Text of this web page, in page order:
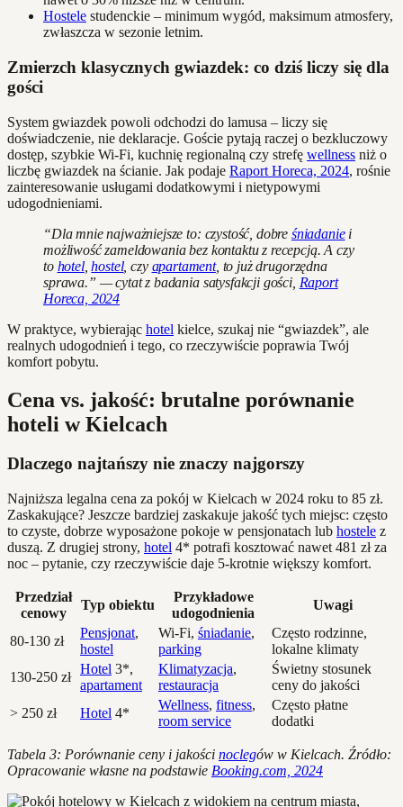
Hostele studenckie – minimum wygód, maksimum atmosfery,
zwłaszcza w sezonie letnim.
Zmierzch klasycznych gwiazdek: co dziś liczy się dla
gości
System gwiazdek powoli odchodzi do lamusa – liczy się
doświadczenie, nie deklaracje. Goście pytają raczej o bezkluczowy
dostęp, szybkie Wi-Fi, kuchnię regionalną czy strefę wellness niż o
liczbę gwiazdek na ścianie. Jak podaje Raport Horeca, 2024, rośnie
zainteresowanie usługami dodatkowymi i nietypowymi
udogodnieniami.
“Dla mnie najważniejsze to: czystość, dobre śniadaniei
możliwość zameldowania bez kontaktu z recepcją. A czy
to hotel,hostel, czy apartament, to już drugorzędna
sprawa.” — cytat z badania satysfakcji gości, Raport
Horeca, 2024
W praktyce, wybierając hotel kielce, szukaj nie “gwiazdek”, ale
realnych udogodnień i tego, co rzeczywiście poprawia Twój
komfort pobytu.
Cena vs. jakość: brutalne porównanie
hoteli w Kielcach
Dlaczego najtańszy nie znaczy najgorszy
Najniższa legalna cena za pokój w Kielcach w 2024 roku to 85 zł.
Zaskakujące? Jeszcze bardziej zaskakuje jakość tych miejsc: często
to czyste, dobrze wyposażone pokoje w pensjonatach lub hostele z
duszą. Z drugiej strony, hotel 4* potrafi kosztować nawet 481 zł za
noc – pytanie, czy rzeczywiście daje 5-krotnie większy komfort.
Przedział
cenowy
Typ obiektu
Przykładowe
udogodnienia
Uwagi
80-130 zł
Pensjonat,
hostel
Wi-Fi, śniadanie,
parking
Często rodzinne,
lokalne klimaty
130-250 zł
Hotel 3*,
apartament
Klimatyzacja,
restauracja
Świetny stosunek
ceny do jakości
> 250 zł
Hotel 4*
Wellness, fitness,
room service
Często płatne
dodatki
Tabela 3: Porównanie ceny i jakości noclegów w Kielcach. Źródło:
Opracowanie własne na podstawie Booking.com, 2024